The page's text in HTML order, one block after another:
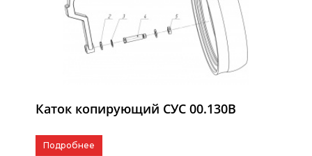
Каток копирующий СУС 00.130В
Подробнее